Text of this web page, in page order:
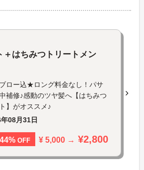
＋はちみつトリートメン
ロー込★ロング料金なし！パサ
補修♪感動のツヤ髪へ【はちみつ
】がオススメ♪
08月31日
44% OFF ¥ 5,000 → ¥2,800